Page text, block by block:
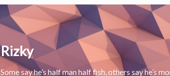
Rizky
Some say he’s half man half fish, others say he’s